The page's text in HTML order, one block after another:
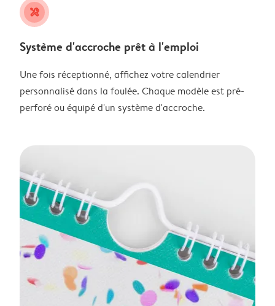
tools
Système d'accroche prêt à l'emploi
Une fois réceptionné, affichez votre calendrier
personnalisé dans la foulée. Chaque modèle est pré-
perforé ou équipé d'un système d'accroche.